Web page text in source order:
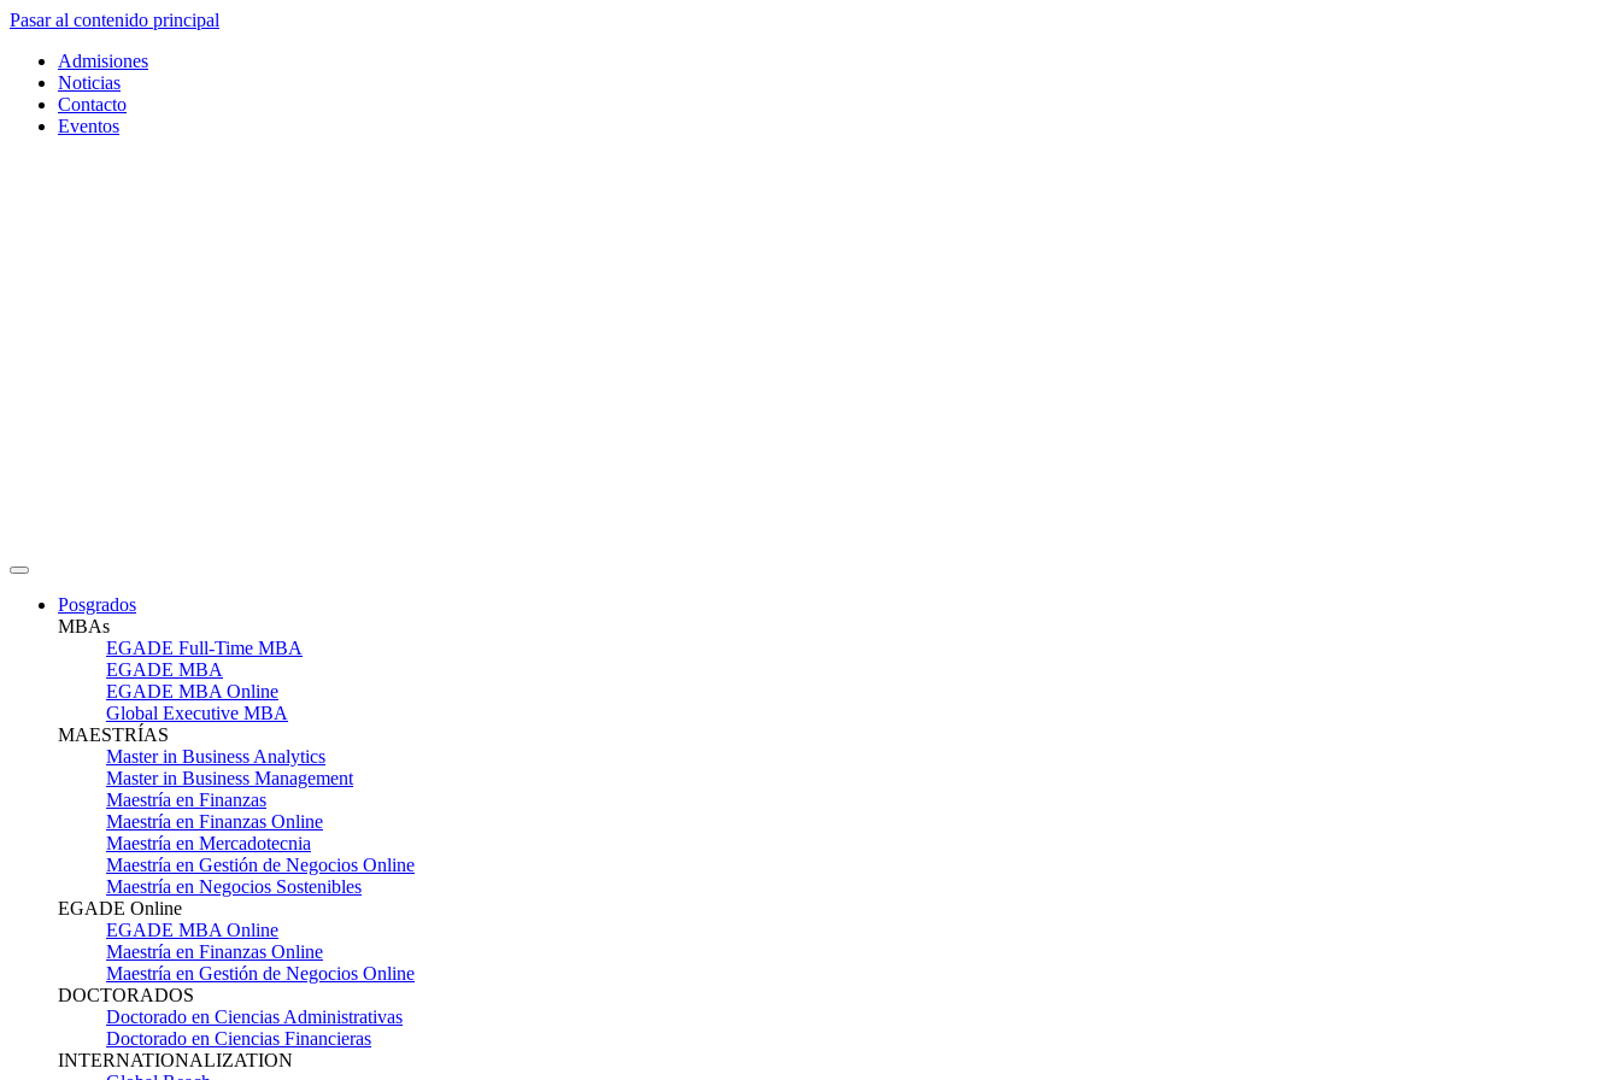
Pasar al contenido principal
Admisiones
Noticias
Contacto
Eventos
Posgrados
MBAs
EGADE Full-Time MBA
EGADE MBA
EGADE MBA Online
Global Executive MBA
MAESTRÍAS
Master in Business Analytics
Master in Business Management
Maestría en Finanzas
Maestría en Finanzas Online
Maestría en Mercadotecnia
Maestría en Gestión de Negocios Online
Maestría en Negocios Sostenibles
EGADE Online
EGADE MBA Online
Maestría en Finanzas Online
Maestría en Gestión de Negocios Online
DOCTORADOS
Doctorado en Ciencias Administrativas
Doctorado en Ciencias Financieras
INTERNATIONALIZATION